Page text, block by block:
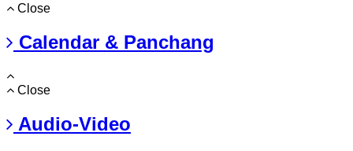
Close
Calendar & Panchang
Close
Audio-Video